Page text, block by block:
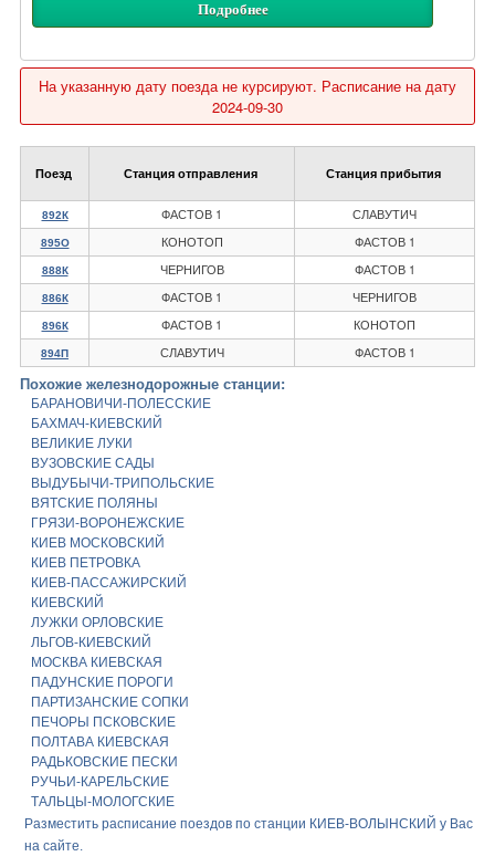
Подробнее
На указанную дату поезда не курсируют. Расписание на дату
2024-09-30
Поезд Станция отправления Станция прибытия
892К ФАСТОВ 1 СЛАВУТИЧ
895О КОНОТОП ФАСТОВ 1
888К ЧЕРНИГОВ ФАСТОВ 1
886К ФАСТОВ 1 ЧЕРНИГОВ
896К ФАСТОВ 1 КОНОТОП
894П СЛАВУТИЧ ФАСТОВ 1
Похожие железнодорожные станции:
БАРАНОВИЧИ-ПОЛЕССКИЕ
БАХМАЧ-КИЕВСКИЙ
ВЕЛИКИЕ ЛУКИ
ВУЗОВСКИЕ САДЫ
ВЫДУБЫЧИ-ТРИПОЛЬСКИЕ
ВЯТСКИЕ ПОЛЯНЫ
ГРЯЗИ-ВОРОНЕЖСКИЕ
КИЕВ МОСКОВСКИЙ
КИЕВ ПЕТРОВКА
КИЕВ-ПАССАЖИРСКИЙ
КИЕВСКИЙ
ЛУЖКИ ОРЛОВСКИЕ
ЛЬГОВ-КИЕВСКИЙ
МОСКВА КИЕВСКАЯ
ПАДУНСКИЕ ПОРОГИ
ПАРТИЗАНСКИЕ СОПКИ
ПЕЧОРЫ ПСКОВСКИЕ
ПОЛТАВА КИЕВСКАЯ
РАДЬКОВСКИЕ ПЕСКИ
РУЧЬИ-КАРЕЛЬСКИЕ
ТАЛЬЦЫ-МОЛОГСКИЕ
Разместить расписание поездов по станции КИЕВ-ВОЛЫНСКИЙ у Вас
на сайте.